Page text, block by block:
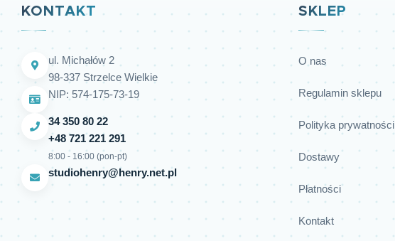
KONTAKT
ul. Michałów 2
98-337 Strzelce Wielkie
NIP: 574-175-73-19
34 350 80 22
+48 721 221 291
8:00 - 16:00 (pon-pt)
studiohenry@henry.net.pl
SKLEP
O nas
Regulamin sklepu
Polityka prywatności
Dostawy
Płatności
Kontakt